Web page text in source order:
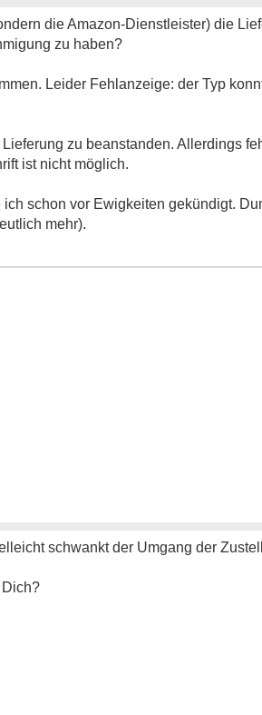
die Amazon-Dienstleister) die
zu haben?
Leider Fehlanzeige: der Typ
zu beanstanden. Allerdings
ist nicht möglich.
schon vor Ewigkeiten gekündigt.
mehr).
schwankt der Umgang der